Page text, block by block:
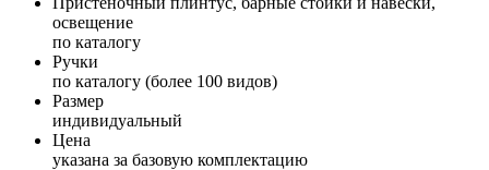
освещение
по каталогу
Ручки
по каталогу (более 100 видов)
Размер
индивидуальный
Цена
указана за базовую комплектацию